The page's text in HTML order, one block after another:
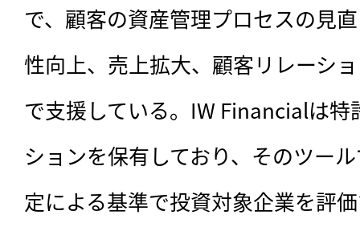
で、顧客の資産管理プロセスの見
性向上、売上拡大、顧客リレーシ
で支援している。IW Financialは
ションを保有しており、そのツー
定による基準で投資対象企業を評